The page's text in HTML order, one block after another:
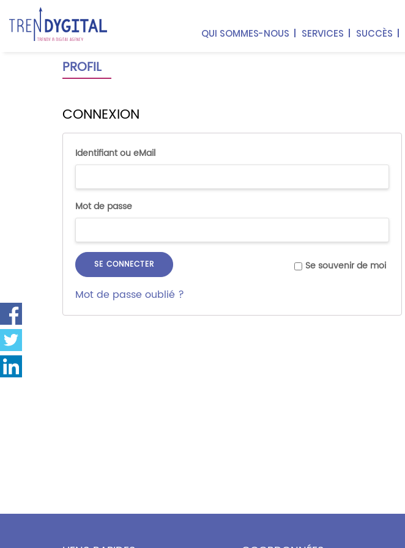
QUI SOMMES-NOUS SERVICES SUCCÈS
PROFIL
CONNEXION
Identifiant ou eMail
Mot de passe
Se souvenir de moi
Mot de passe oublié ?